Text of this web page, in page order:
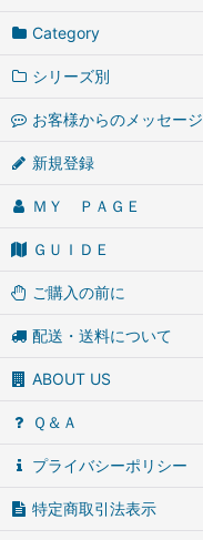
Category
シリーズ別
お客様からのメッセージ
新規登録
ＭＹ ＰＡＧＥ
ＧＵＩＤＥ
ご購入の前に
配送・送料について
ABOUT US
Ｑ＆Ａ
プライバシーポリシー
特定商取引法表示